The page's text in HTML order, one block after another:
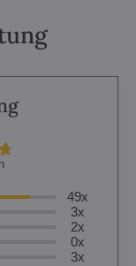
49x
3x
2x
0x
3x